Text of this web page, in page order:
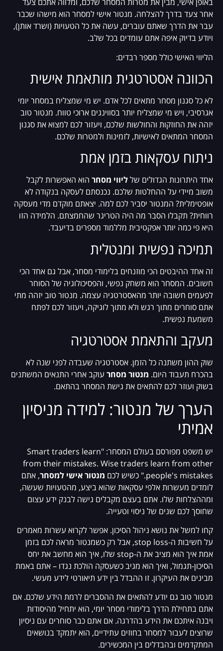
אחר צעד בדרך להצלחה. מנטור אישי למסחר הוא מישהו שכבר
עבר את הדרך שאתם עוברים, עשה את כל הטעויות (ושרד אותן),
ויודע בדיוק איפה אתם עומדים בכל שלב.
הליווי האישי כולל מספר רבדים:
הכוונה אסטרטגית מותאמת אישית
לא כל סגנון מסחר מתאים לכל אדם. יש מי שמצליח במסחר יומי
אגרסיבי, ויש מי שמצליח יותר בסווינגים ארוכי טווח. מנטור טוב
יזהה את החוזקות והחולשות שלכם, ויעזור לכם למצוא את סגנון
המסחר המתאים לאישיות, לזמינות ולמטרות שלכם.
ניתוח עסקאות בזמן אמת
אחד היתרונות הגדולים שלליווי מסחר הוא האפשרות לקבל
משוב מיידי על ההחלטות שלכם. נכנסתם לעסקה בנקודה לא
אופטימלית? המנטור יסביר לכם למה. יצאתם מוקדם מדי מעסקה
רווחית? תקבלו הסבר מה היה הטריגר שהחמצתם. הלמידה הזו
היא פי כמה יותר אפקטיבית מללמוד מספרים בדיעבד.
תמיכה נפשית ומנטלית
זה אחד ההיבטים הכי מוזנחים בלימודי מסחר, אבל גם אחד הכי
חשובים. המסחר הוא משחק נפשי, והפסיכולוגיה של הסוחר
לפעמים חשובה יותר מהאסטרטגיה עצמה. מנטור טוב יזהה מתי
אתם סוחרים מתוך רגש ולא מתוך לוגיקה, ויעזור לכם לפתח
משמעת נפשית.
מעקב והתאמת אסטרטגיה
שוק ההון משתנה כל הזמן. אסטרטגיה שעבדה לפני שנה לא
בהכרח תעבוד היום. מנטור מסחר עוקב אחרי התנאים המשתנים
בשוק ועוזר לכם להתאים את גישת המסחר בהתאם.
הערך של מנטור: למידה מניסיון
אמיתי
יש משפט מפורסם בעולם המסחר: "Smart traders learn
from their mistakes. Wise traders learn from other
people's mistakes." כשיש לכם
מנטור אישי למסחר, אתם
לומדים מעשרות אלפי עסקאות שהוא ביצע, מהטעויות שעשה,
ומההצלחות שלו. אתם בעצם מקבלים גישה לבנק ידע עצום
שחוסך לכם שנים של ניסוי וטעייה.
קחו למשל את נושא ניהול הסיכון. אפשר לקרוא עשרות מאמרים
על חשיבות ה-stop loss, אבל רק כשמנטור מראה לכם בזמן
אמת איך הוא מציב את ה-stop שלו, איך הוא מחשב את יחס
הסיכון-תגמול, ואיך הוא מגיב כשעסקה הולכת נגדו – אתם באמת
מבינים את העיקרון. זו ההבדל בין ידע תיאורטי לידע מעשי.
מנטור טוב גם יודע להתאים את ההסברים לרמת הידע שלכם. אם
אתם בתחילת הדרך בלימודי מסחר יומי, הוא יתחיל מהיסודות
ויבנה איתכם את הידע בהדרגה. אם אתם כבר סוחרים עם ניסיון
שרוצים לעבור למסחר בחוזים עתידיים, הוא יתמקד בנושאים
המתקדמים ובהבדלים בין המכשירים.